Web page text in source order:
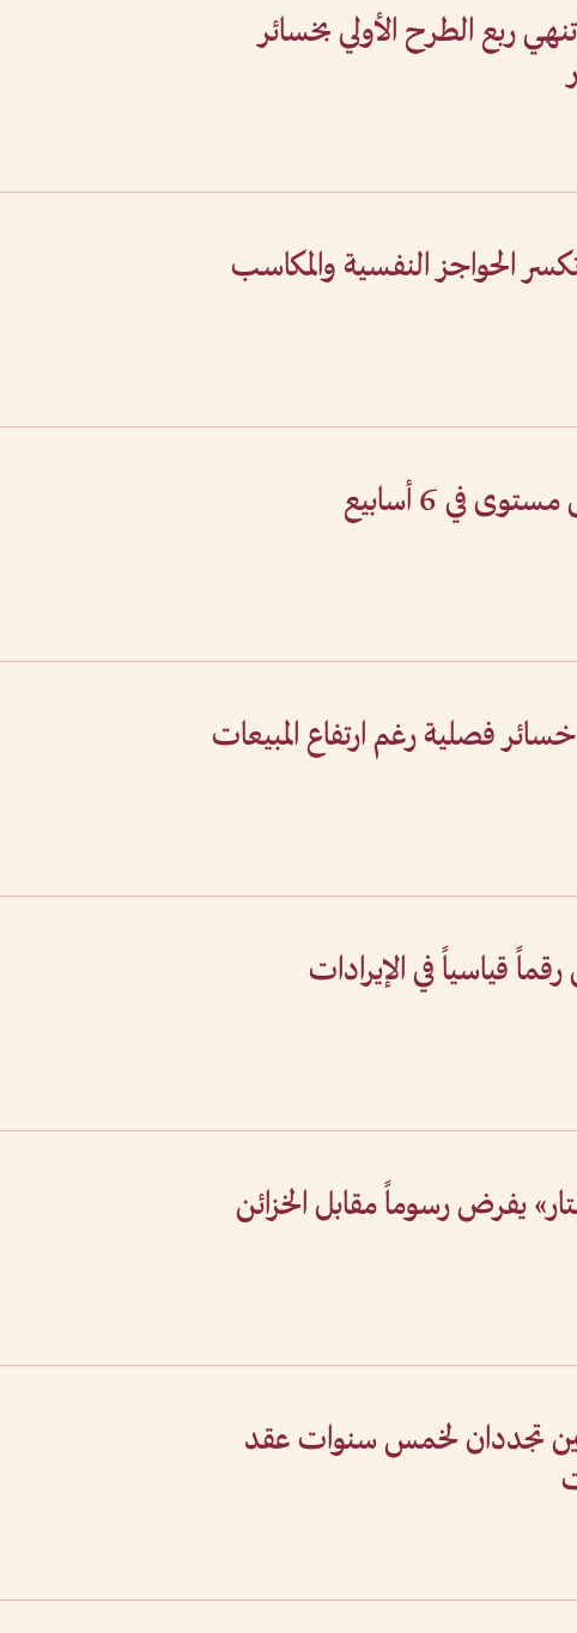
ربع الطرح الأولي بخسائر
الحواجز النفسية والمكاسب
في 6 أسابيع
فصلية رغم ارتفاع المبيعات
قياسياً في الإيرادات
يفرض رسوماً مقابل الخزائن
تجددان لخمس سنوات عقد